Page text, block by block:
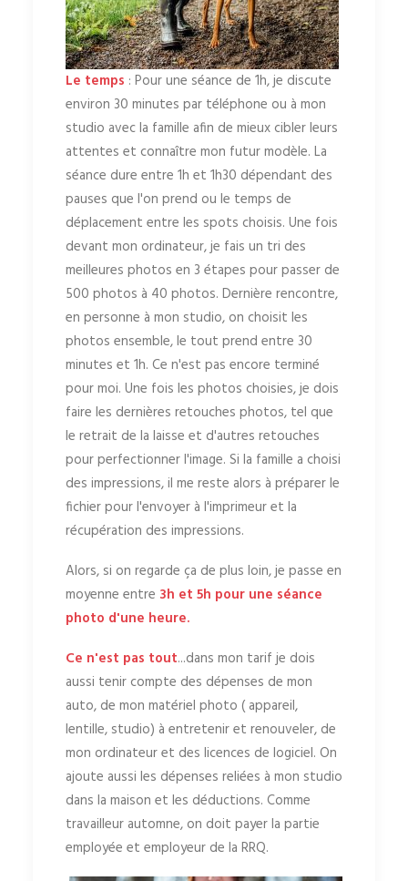
Le temps : Pour une séance de 1h, je discute
environ 30 minutes par téléphone ou à mon
studio avec la famille afin de mieux cibler leurs
attentes et connaître mon futur modèle. La
séance dure entre 1h et 1h30 dépendant des
pauses que l'on prend ou le temps de
déplacement entre les spots choisis. Une fois
devant mon ordinateur, je fais un tri des
meilleures photos en 3 étapes pour passer de
500 photos à 40 photos. Dernière rencontre,
en personne à mon studio, on choisit les
photos ensemble, le tout prend entre 30
minutes et 1h. Ce n'est pas encore terminé
pour moi. Une fois les photos choisies, je dois
faire les dernières retouches photos, tel que
le retrait de la laisse et d'autres retouches
pour perfectionner l'image. Si la famille a choisi
des impressions, il me reste alors à préparer le
fichier pour l'envoyer à l'imprimeur et la
récupération des impressions.
Alors, si on regarde ça de plus loin, je passe en
moyenne entre 3h et 5h pour une séance
photo d'une heure.
Ce n'est pas tout...dans mon tarif je dois
aussi tenir compte des dépenses de mon
auto, de mon matériel photo ( appareil,
lentille, studio) à entretenir et renouveler, de
mon ordinateur et des licences de logiciel. On
ajoute aussi les dépenses reliées à mon studio
dans la maison et les déductions. Comme
travailleur automne, on doit payer la partie
employée et employeur de la RRQ.